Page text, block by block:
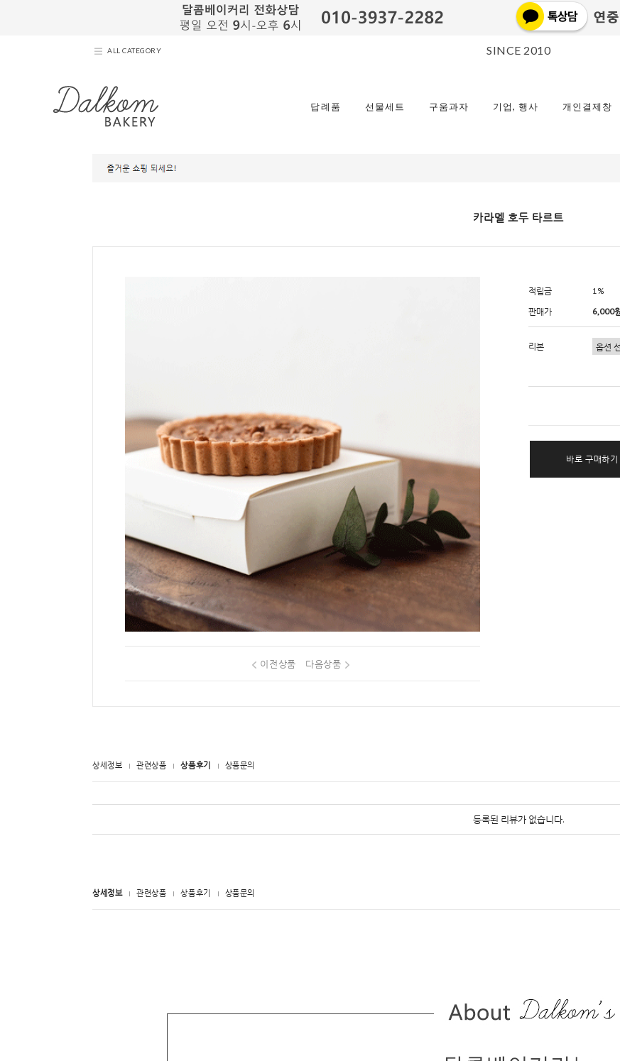
ALL CATEGORY SINCE 2010
답례품 선물세트 구움과자 기업, 행사 개인결제창
카라멜 호두 타르트
이전상품 다음상품
적립금
1%
판매가
6,000
리본
바로 구매하기
상세정보 관련상품 상품후기 상품문의
등록된 리뷰가 없습니다.
상세정보 관련상품 상품후기 상품문의